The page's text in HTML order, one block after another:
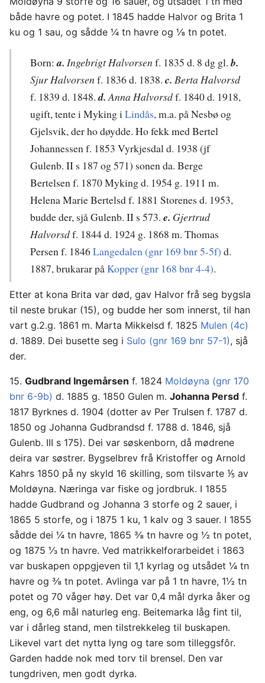
både havre og potet. I 1845 hadde Halvor og Brita 1
ku og 1 sau, og sådde ¼ tn havre og ⅛ tn potet.
Born:a. Ingebrigt Halvorsen f. 1835 d. 8 dg gl.b.
Sjur Halvorsen f. 1836 d. 1838. c. Berta Halvorsd
f. 1839 d. 1848.d. Anna Halvorsdf. 1840 d. 1918,
ugift, tente i Myking iLindås, m.a. på Nesbø og
Gjelsvik, der ho døydde. Ho fekk med Bertel
Johannessen f. 1853 Vyrkjesdal d. 1938 (jf
Gulenb. II s 187 og 571) sonen da. Berge
Bertelsen f. 1870 Myking d. 1954 g. 1911 m.
Helena Marie Bertelsd f. 1881 Storenes d. 1953,
budde der, sjå Gulenb. II s 573. e. Gjertrud
Halvorsdf. 1844 d. 1924 g. 1868 m. Thomas
Persen f. 1846Langedalen (gnr 169 bnr 5-5f) d.
1887, brukarar påKopper (gnr 168 bnr 4-4).
Etter at kona Brita var død, gav Halvor frå seg bygsla
til neste brukar (15), og budde her som innerst, til han
vart g.2.g. 1861 m. Marta Mikkelsd f. 1825 Mulen (4c)
d. 1889. Dei busette seg i Sulo (gnr 169 bnr 57-1), sjå
der.
15. Gudbrand Ingemårsen f. 1824 Moldøyna (gnr 170
bnr 6-9b) d. 1885 g. 1850 Gulen m. Johanna Persd f.
1817 Byrknes d. 1904 (dotter av Per Trulsen f. 1787 d.
1850 og Johanna Gudbrandsd f. 1788 d. 1846, sjå
Gulenb. III s 175). Dei var søskenborn, då mødrene
deira var søstrer. Bygselbrev frå Kristoffer og Arnold
Kahrs 1850 på ny skyld 16 skilling, som tilsvarte ⅕ av
Moldøyna. Næringa var fiske og jordbruk. I 1855
hadde Gudbrand og Johanna 3 storfe og 2 sauer, i
1865 5 storfe, og i 1875 1 ku, 1 kalv og 3 sauer. I 1855
sådde dei ¼ tn havre, 1865 ⅜ tn havre og ½ tn potet,
og 1875 ⅓ tn havre. Ved matrikkelforarbeidet i 1863
var buskapen oppgjeven til 1,1 kyrlag og utsådet ¼ tn
havre og ⅜ tn potet. Avlinga var på 1 tn havre, 1½ tn
potet og 70 våger høy. Det var 0,4 mål dyrka åker og
eng, og 6,6 mål naturleg eng. Beitemarka låg fint til,
var i dårleg stand, men tilstrekkeleg til buskapen.
Likevel vart det nytta lyng og tare som tilleggsfôr.
Garden hadde nok med torv til brensel. Den var
tungdriven, men godt dyrka.